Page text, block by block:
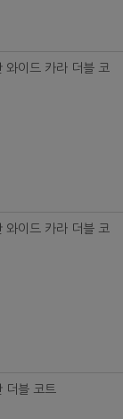
와이드 카라 더블 코
와이드 카라 더블 코
더블 코트